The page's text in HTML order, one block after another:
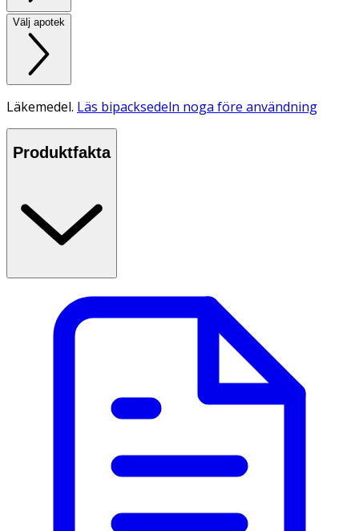
Välj apotek
Läkemedel. Läs bipacksedeln noga före användning
Produktfakta